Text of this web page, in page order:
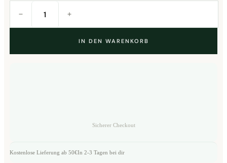
IN DEN WARENKORB
Sicherer Checkout
Kostenlose Lieferung ab 50€In 2-3 Tagen bei dir